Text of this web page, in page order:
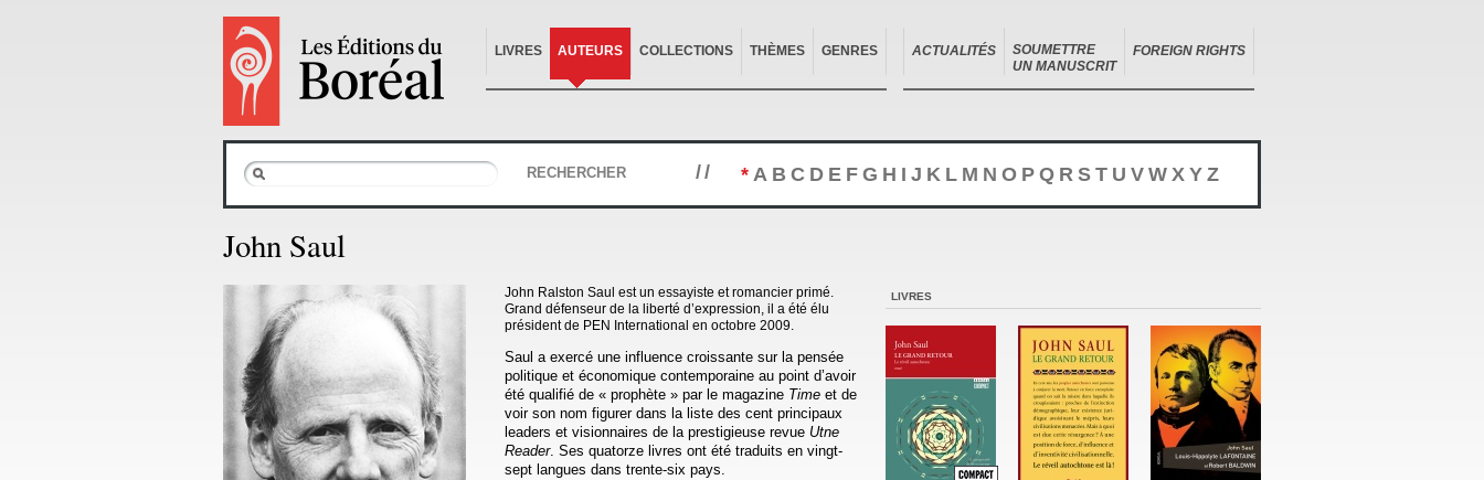
LIVRES AUTEURS COLLECTIONS THÈMES GENRES ACTUALITÉS
SOUMETTRE
UN MANUSCRIT
FOREIGN RIGHTS
RECHERCHER // * A B C D E F G H I J K L M N O P Q R S T U V W X Y Z
John Saul
John Ralston Saul est un essayiste et romancier primé.
Grand défenseur de la liberté d’expression, il a été élu
président de PEN International en octobre 2009.
Saul a exercé une influence croissante sur la pensée
politique et économique contemporaine au point d’avoir
été qualifié de « prophète » par le magazine Time et de
voir son nom figurer dans la liste des cent principaux
leaders et visionnaires de la prestigieuse revue Utne
Reader. Ses quatorze livres ont été traduits en vingt-
sept langues dans trente-six pays.
LIVRES